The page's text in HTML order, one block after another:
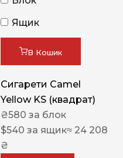
Ящик
В Кошик
Сигарети Camel
Yellow KS (квадрат)
₴580 за блок
$540 за ящик≈ 24 208
₴